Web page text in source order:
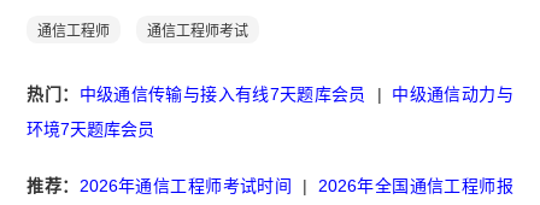
通信工程师 通信工程师考试
热门： 中级通信传输与接入有线7天题库会员 | 中级通信动力与
环境7天题库会员
推荐： 2026年通信工程师考试时间 | 2026年全国通信工程师报